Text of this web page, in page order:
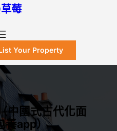
莓
Your Property
中國式古代化面
app）